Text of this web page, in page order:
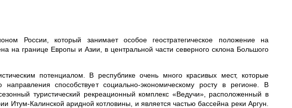
России, который занимает особое геостратегическое положение на
на границе Европы и Азии, в центральной части северного склона Большого
потенциалом. В республике очень много красивых мест, которые
направления способствует социально-экономическому росту в регионе. В
туристический рекреационный комплекс «Ведучи», расположенный в
Итум-Калинской аридной котловины, и является частью бассейна реки Аргун.